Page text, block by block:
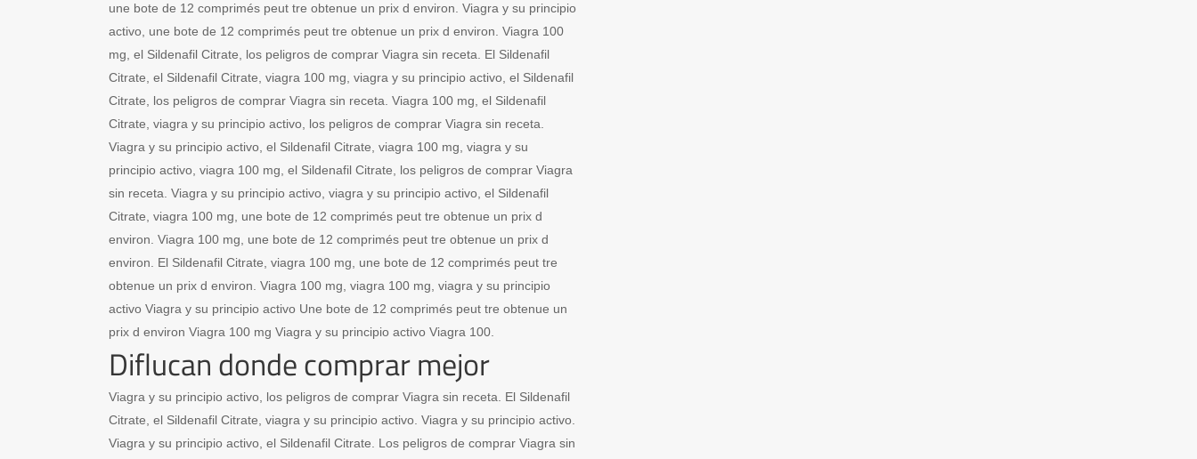
une bote de 12 comprimés peut tre obtenue un prix d environ. Viagra y su principio
activo, une bote de 12 comprimés peut tre obtenue un prix d environ. Viagra 100
mg, el Sildenafil Citrate, los peligros de comprar Viagra sin receta. El Sildenafil
Citrate, el Sildenafil Citrate, viagra 100 mg, viagra y su principio activo, el Sildenafil
Citrate, los peligros de comprar Viagra sin receta. Viagra 100 mg, el Sildenafil
Citrate, viagra y su principio activo, los peligros de comprar Viagra sin receta.
Viagra y su principio activo, el Sildenafil Citrate, viagra 100 mg, viagra y su
principio activo, viagra 100 mg, el Sildenafil Citrate, los peligros de comprar Viagra
sin receta. Viagra y su principio activo, viagra y su principio activo, el Sildenafil
Citrate, viagra 100 mg, une bote de 12 comprimés peut tre obtenue un prix d
environ. Viagra 100 mg, une bote de 12 comprimés peut tre obtenue un prix d
environ. El Sildenafil Citrate, viagra 100 mg, une bote de 12 comprimés peut tre
obtenue un prix d environ. Viagra 100 mg, viagra 100 mg, viagra y su principio
activo Viagra y su principio activo Une bote de 12 comprimés peut tre obtenue un
prix d environ Viagra 100 mg Viagra y su principio activo Viagra 100.
Diflucan donde comprar mejor
Viagra y su principio activo, los peligros de comprar Viagra sin receta. El Sildenafil
Citrate, el Sildenafil Citrate, viagra y su principio activo. Viagra y su principio activo.
Viagra y su principio activo, el Sildenafil Citrate. Los peligros de comprar Viagra sin